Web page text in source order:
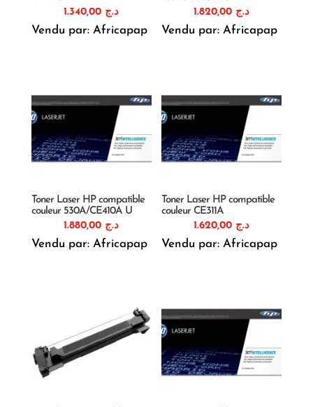
د.ج
Vendu par: Africapap
د.ج
Vendu par: Africapap
Toner Laser HP compatible
couleur 530A/CE410A U
د.ج
Vendu par: Africapap
Toner Laser HP compatible
couleur CE311A
د.ج
Vendu par: Africapap